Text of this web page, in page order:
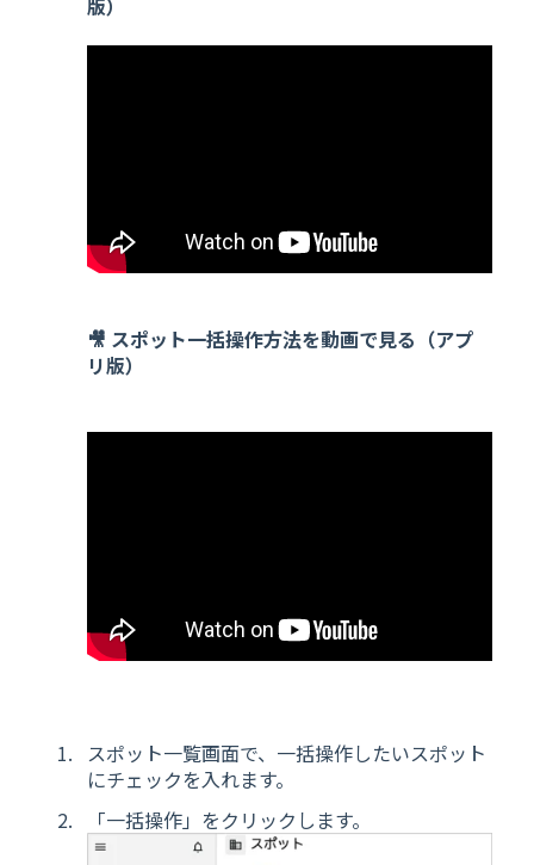
版）
🎥 スポット一括操作方法を動画で見る（アプ
リ版）
スポット一覧画面で、一括操作したいスポット
にチェックを入れます。
「一括操作」をクリックします。